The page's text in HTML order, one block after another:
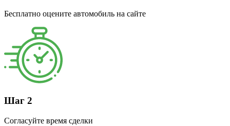
Бесплатно оцените автомобиль на сайте
Шаг 2
Согласуйте время сделки